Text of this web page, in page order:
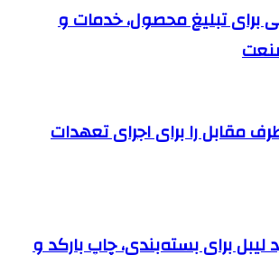
برای تبلیغ محصول، خدمات و
مقابل را برای اجرای تعهدات
لیبل برای بسته‌بندی، چاپ بارکد و